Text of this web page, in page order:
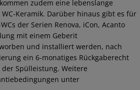
zudem eine lebenslange
Keramik. Darüber hinaus gibt es für
der Serien Renova, iCon, Acanto
mit einem Geberit
und installiert werden, nach
ein 6-monatiges Rückgaberecht
Spülleistung. Weitere
unter